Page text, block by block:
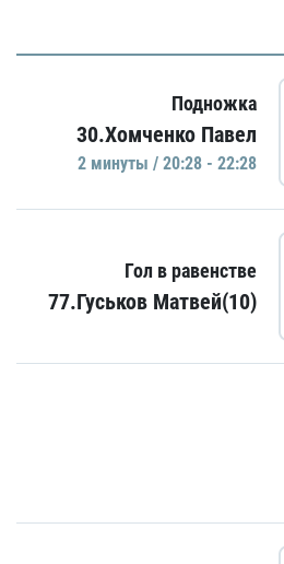
Подножка
30.Хомченко Павел
2 минуты / 20:28 - 22:28
Гол в равенстве
77.Гуськов Матвей(10)